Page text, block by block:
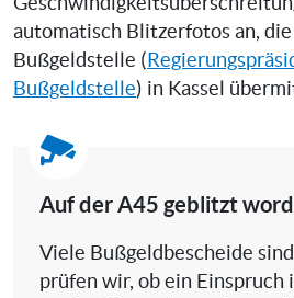
automatisch Blitzerfotos an, die
Bußgeldstelle (
Bußgeldstelle) in Kassel
Auf der A45 geblitzt
Viele Bußgeldbescheide
prüfen wir, ob ein Einspruch